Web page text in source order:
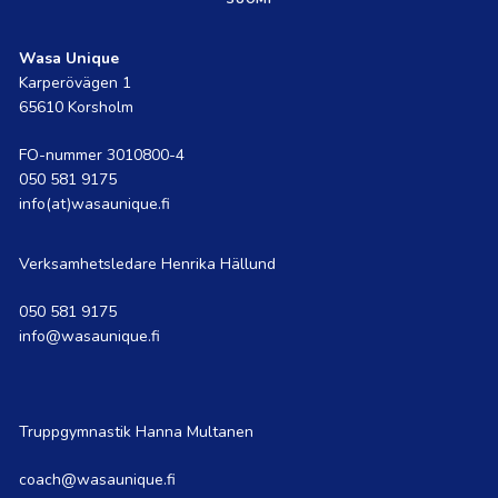
Wasa Unique
Karperövägen 1
65610 Korsholm
FO-nummer 3010800-4
050 581 9175
info(at)wasaunique.fi
Verksamhetsledare Henrika Hällund
050 581 9175
info@wasaunique.fi
Truppgymnastik Hanna Multanen
coach@wasaunique.fi